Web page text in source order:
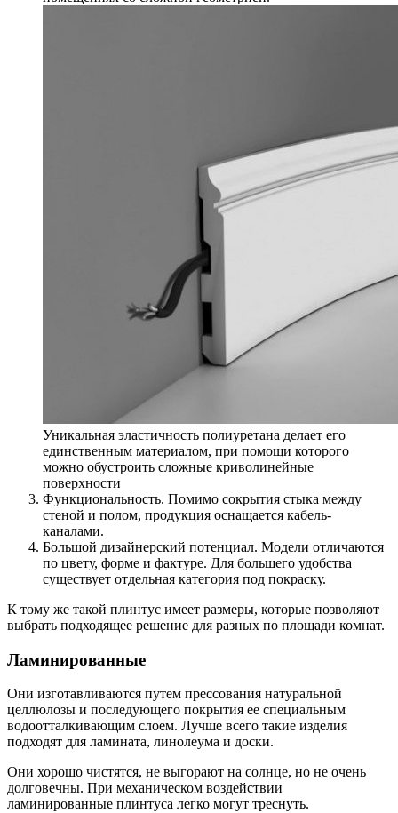
Уникальная эластичность полиуретана делает его
единственным материалом, при помощи которого
можно обустроить сложные криволинейные
поверхности
Функциональность. Помимо сокрытия стыка между
стеной и полом, продукция оснащается кабель-
каналами.
Большой дизайнерский потенциал. Модели отличаются
по цвету, форме и фактуре. Для большего удобства
существует отдельная категория под покраску.
К тому же такой плинтус имеет размеры, которые позволяют
выбрать подходящее решение для разных по площади комнат.
Ламинированные
Они изготавливаются путем прессования натуральной
целлюлозы и последующего покрытия ее специальным
водоотталкивающим слоем. Лучше всего такие изделия
подходят для ламината, линолеума и доски.
Они хорошо чистятся, не выгорают на солнце, но не очень
долговечны. При механическом воздействии
ламинированные плинтуса легко могут треснуть.